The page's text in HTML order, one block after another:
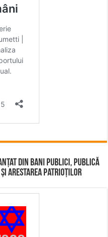
din bani publici, publică
și arestarea patrioților